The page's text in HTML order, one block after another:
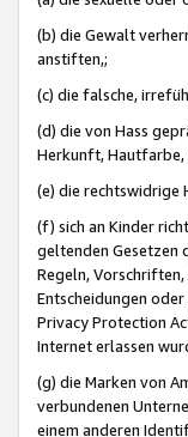
(b) die Gewalt
anstiften,;
(c) die falsche,
(d) die von Hass
Herkunft, Hautfarbe,
(e) die rechtswidrige
(f) sich an Kinder
geltenden Gesetzen
Regeln,
Entscheidungen
Privacy Protection
Internet erlassen
(g) die Marken von
verbundenen
einem anderen